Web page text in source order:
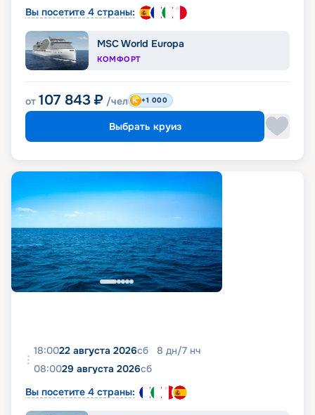
Вы посетите 4 страны:
MSC World Europa
КОМФОРТ
от 107 843 ₽ /чел +1 000
Выбрать круиз
18:0022 августа 2026сб 8 дн/7 нч
08:0029 августа 2026сб
Вы посетите 4 страны: